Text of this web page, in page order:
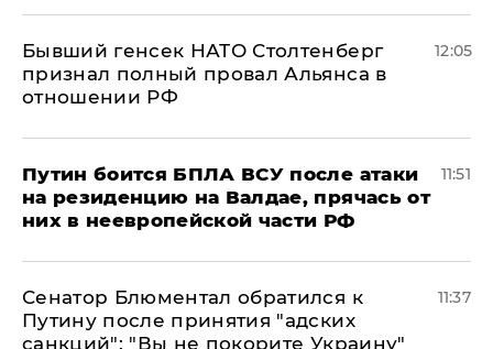
Бывший генсек НАТО Столтенберг
признал полный провал Альянса в
отношении РФ
12:05
Путин боится БПЛА ВСУ после атаки
на резиденцию на Валдае, прячась от
них в неевропейской части РФ
11:51
Сенатор Блюментал обратился к
Путину после принятия "адских
санкций": "Вы не покорите Украину"
11:37